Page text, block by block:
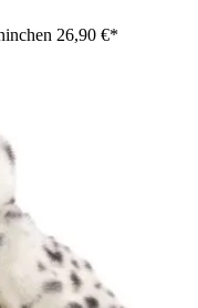
26,90 €*